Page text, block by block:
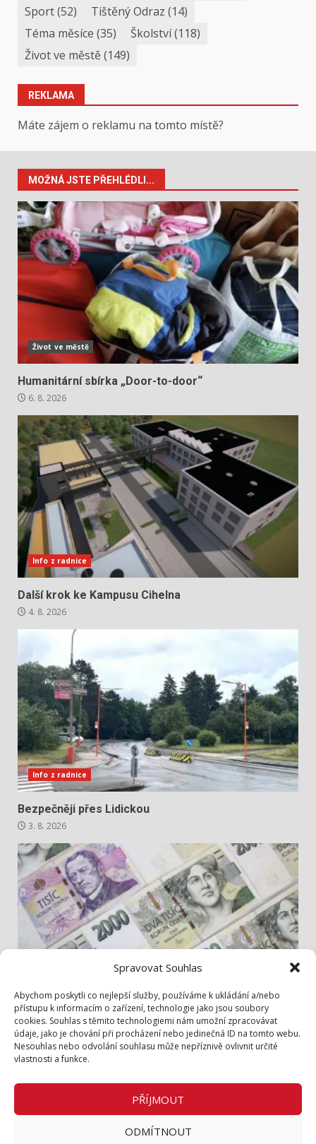
Spravovat Souhlas
Abychom poskytli co nejlepší služby, používáme k ukládání a/nebo
přístupu k informacím o zařízení, technologie jako jsou soubory
cookies. Souhlas s těmito technologiemi nám umožní zpracovávat
údaje, jako je chování při procházení nebo jedinečná ID na tomto webu.
Nesouhlas nebo odvolání souhlasu může nepříznivě ovlivnit určité
vlastnosti a funkce.
PŘÍJMOUT
ODMÍTNOUT
Sport(52) Tištěný Odraz (14)
Téma měsíce (35) Školství(118)
Život ve městě(149)
REKLAMA
Máte zájem o reklamu na tomto místě?
MOŽNÁ JSTE PŘEHLÉDLI...
Život ve městě
Humanitární sbírka „Door-to-door“
6. 8. 2026
Info z radnice
Další krok ke Kampusu Cihelna
4. 8. 2026
Info z radnice
Bezpečněji přes Lidickou
3. 8. 2026
Zastupitelé jednali hlavně o penězích
1. 8. 2026
Zásady cookies (EU)
Zásady ochrany osobních údajů
Inzerce v tištěném periodiku